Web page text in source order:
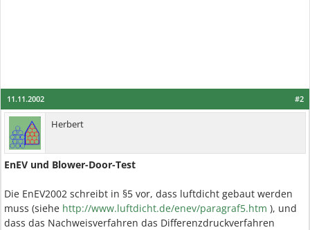
#2
11.11.2002
Herbert
EnEV und Blower-Door-Test
Die EnEV2002 schreibt in §5 vor, dass luftdicht gebaut werden
muss (siehe http://www.luftdicht.de/enev/paragraf5.htm ), und
dass das Nachweisverfahren das Differenzdruckverfahren